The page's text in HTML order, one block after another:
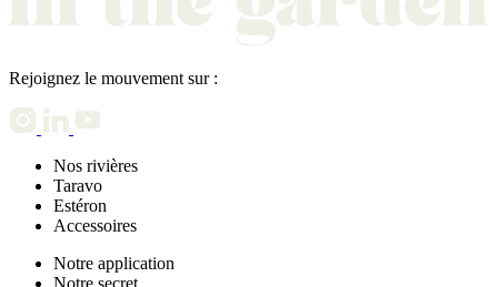
Rejoignez le mouvement sur :
Nos rivières
Taravo
Estéron
Accessoires
Notre application
Notre secret